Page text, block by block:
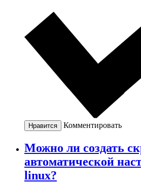
Нравится Комментировать
Можно ли создать
автоматической
linux?